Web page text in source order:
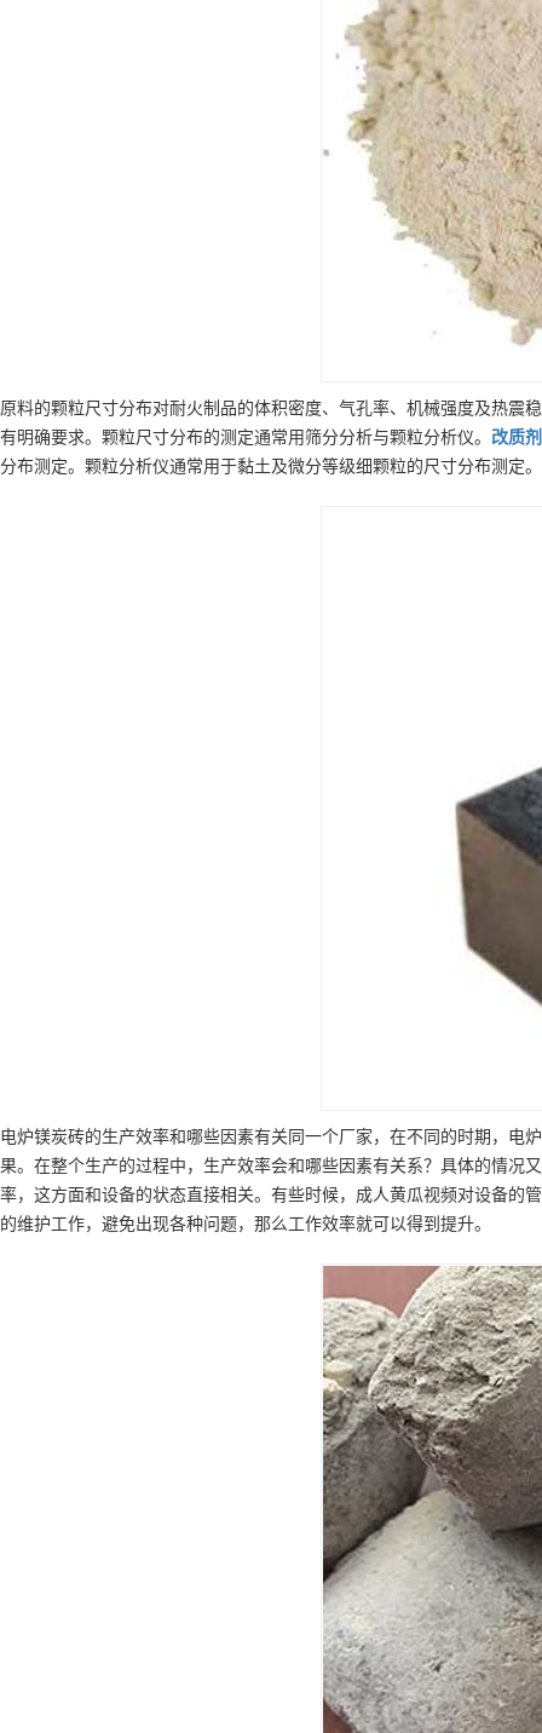
原料的颗粒尺寸分布对耐火制品的体积密度、气孔率、机械强度及热震
有明确要求。颗粒尺寸分布的测定通常用筛分分析与颗粒分析仪。 改质剂
分布测定。颗粒分析仪通常用于黏土及微分等级细颗粒的尺寸分布测定。
电炉镁炭砖的生产效率和哪些因素有关同一个厂家，在不同的时期，电
果。在整个生产的过程中，生产效率会和哪些因素有关系？具体的情况
率，这方面和设备的状态直接相关。有些时候，成人黄瓜视频对设备的
的维护工作，避免出现各种问题，那么工作效率就可以得到提升。